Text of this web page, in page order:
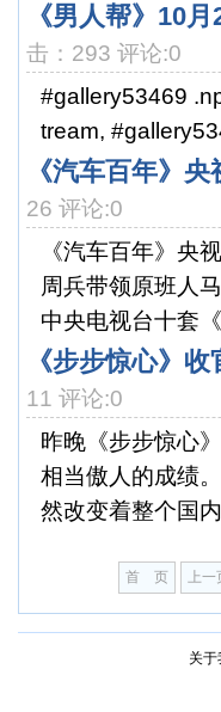
《男人帮》10
击：293 评论:0
#gallery53469
tream,
《汽车百年》
26 评论:0
《汽车百年》央
周兵带领原班人
中央电视台十套
《步步惊心》
11 评论:0
昨晚《步步惊心
相当傲人的成绩
然改变着整个国
首 页 上一
关于